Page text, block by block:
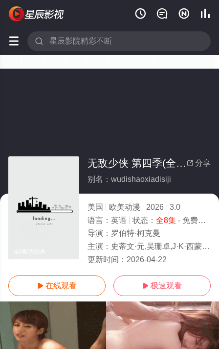
   
 
 分享
无敌少侠 第四季(全集)
别名：wudishaoxiadisiji
美国 欧美动漫 2026
3.0
语言： 英语 状态： 全8集- 免费在线观看
导演： 罗伯特·柯克曼
主演： 史蒂文·元,吴珊卓,J·K·西蒙斯,李·佩斯,马修·瑞斯,丹娜·奎里拉,吉莉安·雅各布斯,莎姬·贝兹,克兰西·布朗,格蕾·德丽斯勒,克里
更新时间： 2026-04-22
 在线观看  极速观看